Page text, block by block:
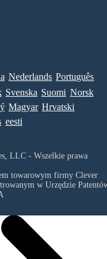
Nederlands Português
Svenska Suomi Norsk
Magyar Hrvatski
eesti
LLC - Wszelkie prawa
towarowym firmy Clever
w Urzędzie